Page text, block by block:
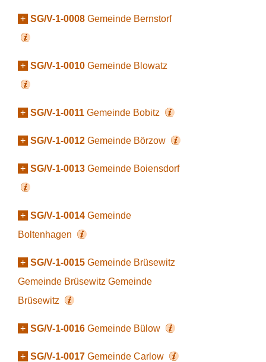
+ SG/V-1-0008 Gemeinde Bernstorf
+ SG/V-1-0010 Gemeinde Blowatz
+ SG/V-1-0011 Gemeinde Bobitz
+ SG/V-1-0012 Gemeinde Börzow
+ SG/V-1-0013 Gemeinde Boiensdorf
+ SG/V-1-0014 Gemeinde
Boltenhagen
+ SG/V-1-0015 Gemeinde Brüsewitz
Gemeinde Brüsewitz Gemeinde
Brüsewitz
+ SG/V-1-0016 Gemeinde Bülow
+ SG/V-1-0017 Gemeinde Carlow